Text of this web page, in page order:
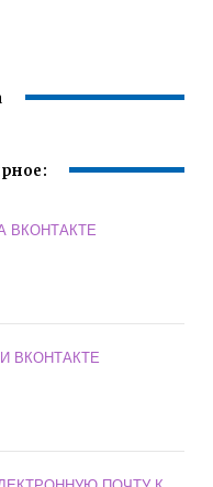
ВКОНТАКТЕ
ВКОНТАКТЕ